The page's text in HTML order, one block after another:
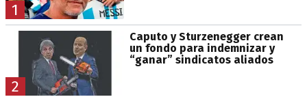
1
2
Caputo y Sturzenegger crean
un fondo para indemnizar y
“ganar” sindicatos aliados